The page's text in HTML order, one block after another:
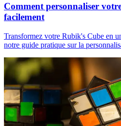
Comment personnaliser
facilement
Transformez votre Rubik's Cube en
notre guide pratique sur la